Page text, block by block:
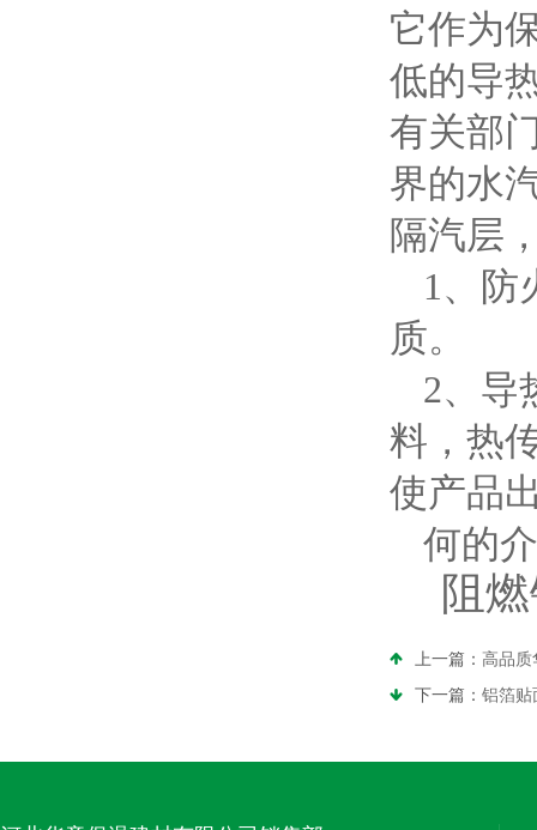
它作为
低的导
有关部
界的水
隔汽层
1、防
质。
2、导
料，热
使产品
何的
阻
上一篇： 高品质
下一篇： 铝箔贴